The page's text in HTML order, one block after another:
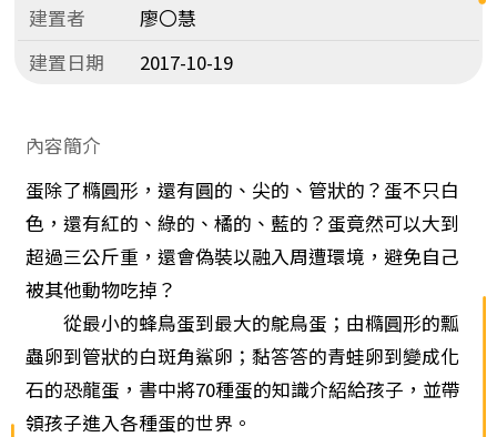
建置者
廖〇慧
建置日期
2017-10-19
內容簡介
蛋除了橢圓形，還有圓的、尖的、管狀的？蛋不只白
色，還有紅的、綠的、橘的、藍的？蛋竟然可以大到
超過三公斤重，還會偽裝以融入周遭環境，避免自己
被其他動物吃掉？
從最小的蜂鳥蛋到最大的鴕鳥蛋；由橢圓形的瓢
蟲卵到管狀的白斑角鯊卵；黏答答的青蛙卵到變成化
石的恐龍蛋，書中將70種蛋的知識介紹給孩子，並帶
領孩子進入各種蛋的世界。